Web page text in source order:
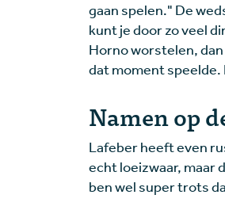
gaan spelen." De
kunt je door zo veel
Horno worstelen,
dat moment speelde.
Namen op
Lafeber heeft even
echt loeizwaar, maar
ben wel super trots